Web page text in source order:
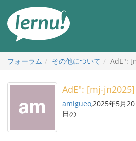
フォーラム
その他について AdE":
AdE": [mj-jn2025]
amigueo,2025年5月20
日の